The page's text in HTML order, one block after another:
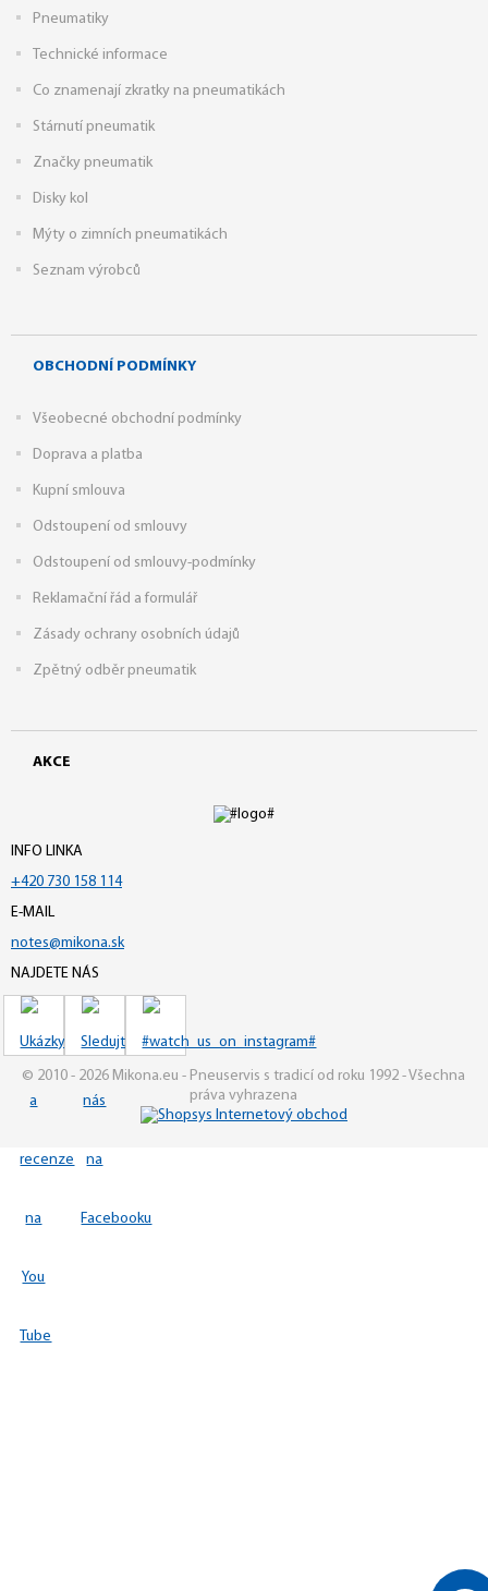
Pneumatiky
Technické informace
Co znamenají zkratky na pneumatikách
Stárnutí pneumatik
Značky pneumatik
Disky kol
Mýty o zimních pneumatikách
Seznam výrobců
OBCHODNÍ PODMÍNKY
Všeobecné obchodní podmínky
Doprava a platba
Kupní smlouva
Odstoupení od smlouvy
Odstoupení od smlouvy-podmínky
Reklamační řád a formulář
Zásady ochrany osobních údajů
Zpětný odběr pneumatik
AKCE
INFO LINKA
+420 730 158 114
E-MAIL
notes@mikona.sk
NAJDETE NÁS
© 2010 - 2026 Mikona.eu - Pneuservis s tradicí od roku 1992 - Všechna
práva vyhrazena